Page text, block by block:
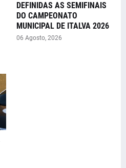
DEFINIDAS AS SEMIFINAIS
DO CAMPEONATO
MUNICIPAL DE ITALVA 2026
06 Agosto, 2026